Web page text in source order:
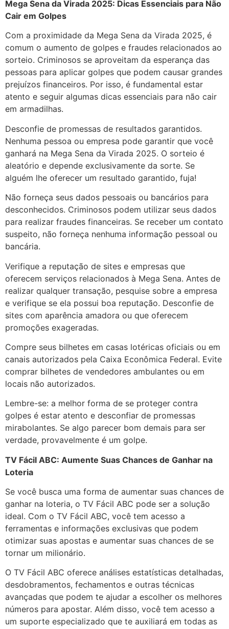
Mega Sena da Virada 2025: Dicas Essenciais para Não
Cair em Golpes
Com a proximidade da Mega Sena da Virada 2025, é
comum o aumento de golpes e fraudes relacionados ao
sorteio. Criminosos se aproveitam da esperança das
pessoas para aplicar golpes que podem causar grandes
prejuízos financeiros. Por isso, é fundamental estar
atento e seguir algumas dicas essenciais para não cair
em armadilhas.
Desconfie de promessas de resultados garantidos.
Nenhuma pessoa ou empresa pode garantir que você
ganhará na Mega Sena da Virada 2025. O sorteio é
aleatório e depende exclusivamente da sorte. Se
alguém lhe oferecer um resultado garantido, fuja!
Não forneça seus dados pessoais ou bancários para
desconhecidos. Criminosos podem utilizar seus dados
para realizar fraudes financeiras. Se receber um contato
suspeito, não forneça nenhuma informação pessoal ou
bancária.
Verifique a reputação de sites e empresas que
oferecem serviços relacionados à Mega Sena. Antes de
realizar qualquer transação, pesquise sobre a empresa
e verifique se ela possui boa reputação. Desconfie de
sites com aparência amadora ou que oferecem
promoções exageradas.
Compre seus bilhetes em casas lotéricas oficiais ou em
canais autorizados pela Caixa Econômica Federal. Evite
comprar bilhetes de vendedores ambulantes ou em
locais não autorizados.
Lembre-se: a melhor forma de se proteger contra
golpes é estar atento e desconfiar de promessas
mirabolantes. Se algo parecer bom demais para ser
verdade, provavelmente é um golpe.
TV Fácil ABC: Aumente Suas Chances de Ganhar na
Loteria
Se você busca uma forma de aumentar suas chances de
ganhar na loteria, o TV Fácil ABC pode ser a solução
ideal. Com o TV Fácil ABC, você tem acesso a
ferramentas e informações exclusivas que podem
otimizar suas apostas e aumentar suas chances de se
tornar um milionário.
O TV Fácil ABC oferece análises estatísticas detalhadas,
desdobramentos, fechamentos e outras técnicas
avançadas que podem te ajudar a escolher os melhores
números para apostar. Além disso, você tem acesso a
um suporte especializado que te auxiliará em todas as